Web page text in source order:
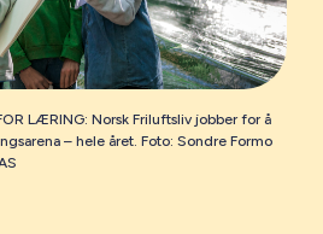
LÆRING: Norsk Friluftsliv jobber for å
– hele året. Foto: Sondre Formo